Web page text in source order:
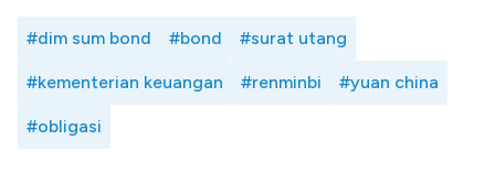
#dim sum bond #bond #surat utang
#kementerian keuangan #renminbi #yuan china
#obligasi